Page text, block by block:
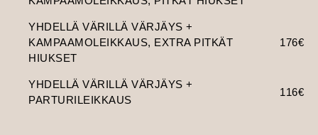
YHDELLÄ VÄRILLÄ VÄRJÄYS +
KAMPAAMOLEIKKAUS, EXTRA PITKÄT
HIUKSET
176€
YHDELLÄ VÄRILLÄ VÄRJÄYS +
PARTURILEIKKAUS
116€